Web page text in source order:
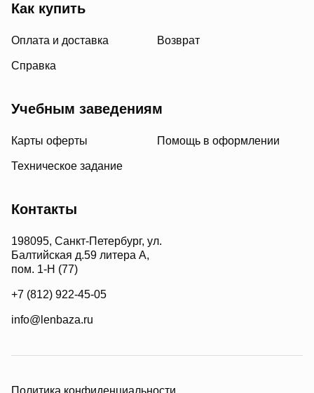
Как купить
Оплата и доставка Возврат
Справка
Учебным заведениям
Карты оферты Помощь в оформлении
Техническое задание
Контакты
198095, Санкт-Петербург, ул.
Балтийская д.59 литера А,
пом. 1-Н (77)
+7 (812) 922-45-05
info@lenbaza.ru